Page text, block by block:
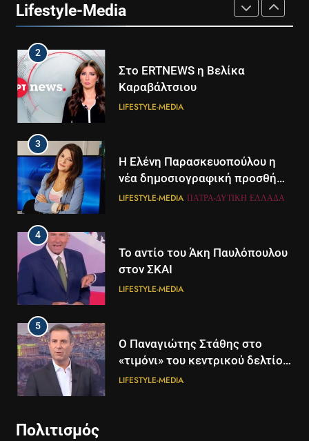
Lifestyle-MediaLIFESTYLE-MEDIA
2
Στο ERTNEWS η Βελίκα
Καραβάλτσιου
LIFESTYLE-MEDIA
3
Η Ελένη Παρασκευοπούλου η
νέα δημοσιογραφική προσθήκη
του ΣΚΑΪ στην Πάτρα
LIFESTYLE-MEDIA ΠΆΤΡΑ-ΔΥΤΙΚΉ ΕΛΛΆΔΑ
4
Το αντίο του Άκη Παυλόπουλου
στον ΣΚΑΙ
LIFESTYLE-MEDIA
5
Ο Παναγιώτης Στάθης στο
«τιμόνι» του κεντρικού δελτίου
ειδήσεων της ΕΡΤ
LIFESTYLE-MEDIA
Πολιτισμός
5
Διάστημα: Εντοπίστηκαν για
πρώτη φορά ενδείξεις για τον
άνεμο που εκπέμπει η μαύρη
ΔΙΕΘΝΉ ΕΠΙΣΤΉΜΗ